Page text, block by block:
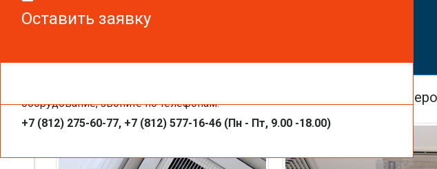
Оставить заявку
оборудование, звоните по телефонам:
+7 (812) 275-60-77, +7 (812) 577-16-46 (Пн - Пт, 9.00 -18.00)
Оставить заявку
Защитные экраны для внутренних блоков